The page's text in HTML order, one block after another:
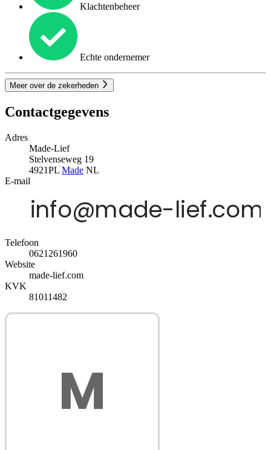
Klachtenbeheer
Echte ondernemer
Meer over de zekerheden
Contactgegevens
Adres
Made-Lief
Stelvenseweg 19
4921PL Made NL
E-mail
Telefoon
0621261960
Website
made-lief.com
KVK
81011482